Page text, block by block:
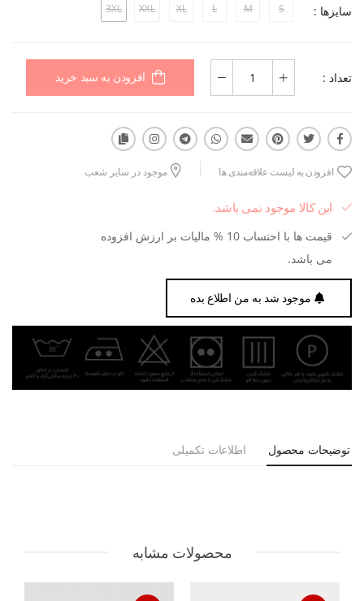
سایزها : S
M
L
XL
XXL
3XL
تعداد : افزودن به سبد خرید
افزودن به لیست علاقه‌مندی ها موجود در سایر شعب
این کالا موجود نمی باشد.
قیمت ها با احتساب 10 % مالیات بر ارزش افزوده
می باشد.
موجود شد به من اطلاع بده
توضیحات محصول اطلاعات تکمیلی
محصولات مشابه